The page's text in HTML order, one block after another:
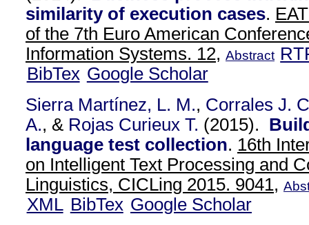
similarity of execution cases.
of the 7th Euro American
Information Systems. 12, Abstract
BibTex Google Scholar
Sierra Martínez, L. M., Corrales J.
A., & Rojas Curieux T. (2015).
language test collection. 16th
on Intelligent Text Processing and
Linguistics, CICLing 2015. 9041,
XML BibTex Google Scholar